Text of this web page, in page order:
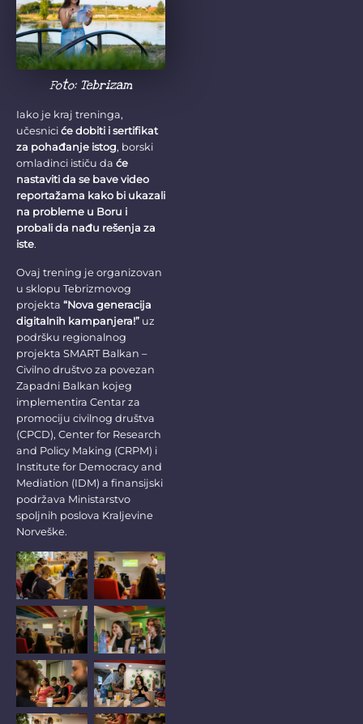
Foto: Tebrizam
Iako je kraj treninga,
učesnici će dobiti i sertifikat
za pohađanje istog, borski
omladinci ističu da će
nastaviti da se bave video
reportažama kako bi ukazali
na probleme u Boru i
probali da nađu rešenja za
iste.
Ovaj trening je organizovan
u sklopu Tebrizmovog
projekta “Nova generacija
digitalnih kampanjera!” uz
podršku regionalnog
projekta SMART Balkan –
Civilno društvo za povezan
Zapadni Balkan kojeg
implementira Centar za
promociju civilnog društva
(CPCD), Center for Research
and Policy Making (CRPM) i
Institute for Democracy and
Mediation (IDM) a finansijski
podržava Ministarstvo
spoljnih poslova Kraljevine
Norveške.
No Caption No Caption
No Caption No Caption
No Caption No Caption